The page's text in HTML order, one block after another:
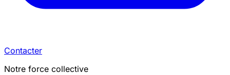
Contacter
Notre force collective